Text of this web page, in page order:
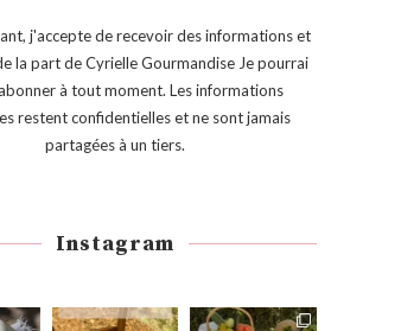
j'accepte de recevoir des informations et
la part de Cyrielle Gourmandise Je pourrai
à tout moment. Les informations
restent confidentielles et ne sont jamais
partagées à un tiers.
Instagram